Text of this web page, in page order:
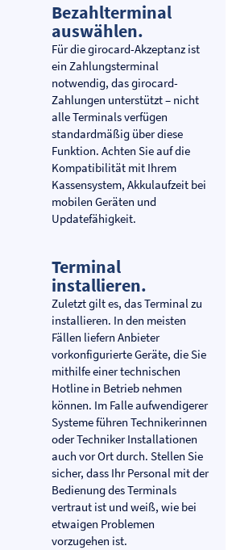
Bezahlterminal
auswählen.
Für die girocard-Akzeptanz ist
ein Zahlungsterminal
notwendig, das girocard-
Zahlungen unterstützt – nicht
alle Terminals verfügen
standardmäßig über diese
Funktion. Achten Sie auf die
Kompatibilität mit Ihrem
Kassensystem, Akkulaufzeit bei
mobilen Geräten und
Updatefähigkeit.
Terminal
installieren.
Zuletzt gilt es, das Terminal zu
installieren. In den meisten
Fällen liefern Anbieter
vorkonfigurierte Geräte, die Sie
mithilfe einer technischen
Hotline in Betrieb nehmen
können. Im Falle aufwendigerer
Systeme führen Technikerinnen
oder Techniker Installationen
auch vor Ort durch. Stellen Sie
sicher, dass Ihr Personal mit der
Bedienung des Terminals
vertraut ist und weiß, wie bei
etwaigen Problemen
vorzugehen ist.